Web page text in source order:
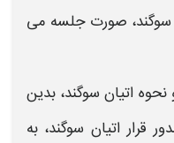
صورت جلسه می
اتیان سوگند، بدین
قرار اتیان سوگند، به